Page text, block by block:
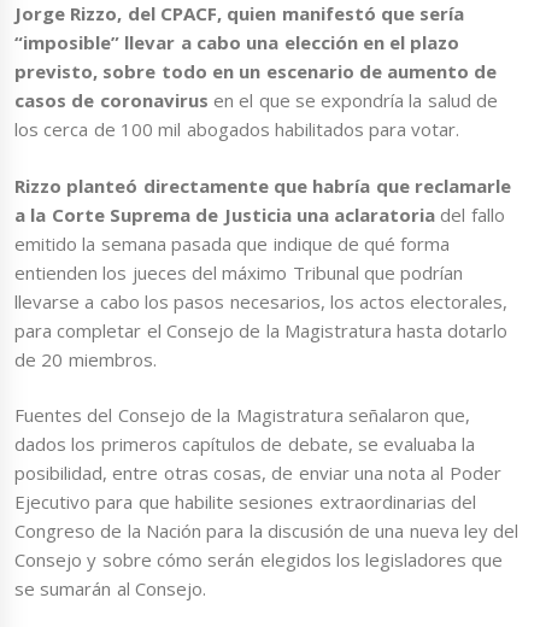
Jorge Rizzo, del CPACF, quien manifestó que sería
“imposible” llevar a cabo una elección en el plazo
previsto, sobre todo en un escenario de aumento de
casos de coronavirus en el que se expondría la salud de
los cerca de 100 mil abogados habilitados para votar.
Rizzo planteó directamente que habría que reclamarle
a la Corte Suprema de Justicia una aclaratoria del fallo
emitido la semana pasada que indique de qué forma
entienden los jueces del máximo Tribunal que podrían
llevarse a cabo los pasos necesarios, los actos electorales,
para completar el Consejo de la Magistratura hasta dotarlo
de 20 miembros.
Fuentes del Consejo de la Magistratura señalaron que,
dados los primeros capítulos de debate, se evaluaba la
posibilidad, entre otras cosas, de enviar una nota al Poder
Ejecutivo para que habilite sesiones extraordinarias del
Congreso de la Nación para la discusión de una nueva ley del
Consejo y sobre cómo serán elegidos los legisladores que
se sumarán al Consejo.